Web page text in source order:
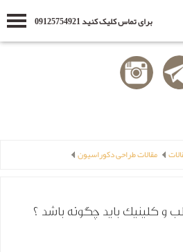
برای تماس کلیک کنید 09125754921
مقالات طراحی دکوراسیون
کلینیک باید چگونه باشد ؟